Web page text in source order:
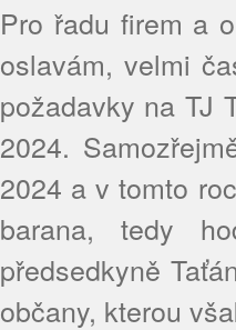
Pro řadu firem a
oslavám, velmi
požadavky na TJ
2024.
2024 a v tomto
barana, tedy
předsedkyně
občany, kterou